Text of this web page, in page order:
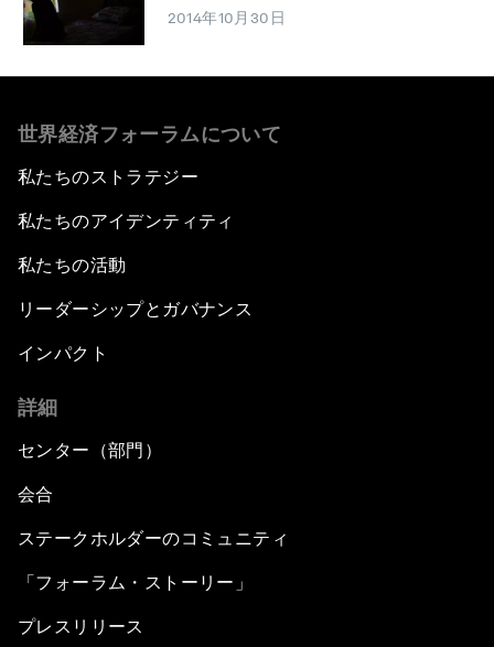
2014年10月30日
世界経済フォーラムについて
私たちのストラテジー
私たちのアイデンティティ
私たちの活動
リーダーシップとガバナンス
インパクト
詳細
センター（部門）
会合
ステークホルダーのコミュニティ
「フォーラム・ストーリー」
プレスリリース